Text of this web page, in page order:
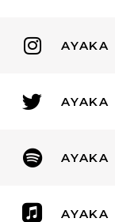
AYAKA
AYAKA
AYAKA
AYAKA